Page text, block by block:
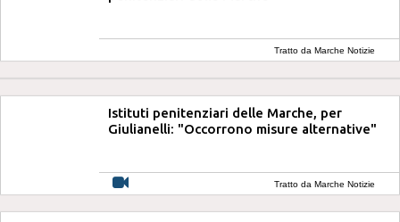
Tratto da Marche Notizie
Istituti penitenziari delle Marche, per
Giulianelli: "Occorrono misure alternative"
Tratto da Marche Notizie